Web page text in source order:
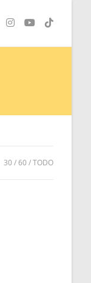
30 60 TODO